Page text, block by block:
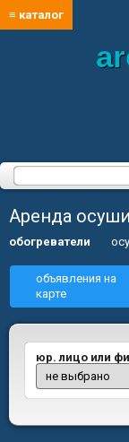
≡ каталог
Аренда
обогреватели
объявления на
карте
юр. лицо или